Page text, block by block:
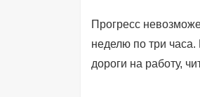
Прогресс
неделю по три
дороги на работу,